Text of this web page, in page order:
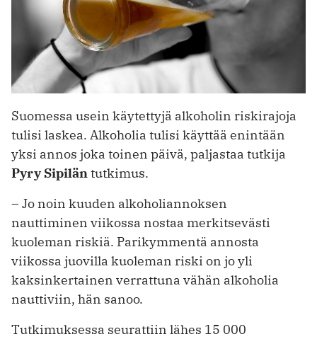
Suomessa usein käytettyjä alkoholin riskirajoja
tulisi laskea. Alkoholia tulisi käyttää enintään
yksi annos joka toinen päivä, paljastaa tutkija
Pyry Sipiläntutkimus.
– Jo noin kuuden alkoholiannoksen
nauttiminen viikossa nostaa merkitsevästi
kuoleman riskiä. Parikymmentä annosta
viikossa juovilla kuoleman riski on jo yli
kaksinkertainen verrattuna vähän alkoholia
nauttiviin, hän sanoo.
Tutkimuksessa seurattiin lähes 15 000